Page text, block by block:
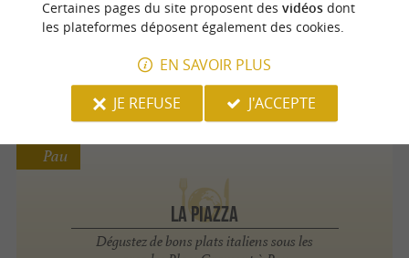
LI MEÏ
Cuisine Asiatique à Pau
La Piazza
Dégustez de bons plats italiens sous les
Pau
Certaines pages du site proposent des vidéosdont
les plateformes déposent également des cookies.
EN SAVOIR PLUS
JE REFUSE
J'ACCEPTE